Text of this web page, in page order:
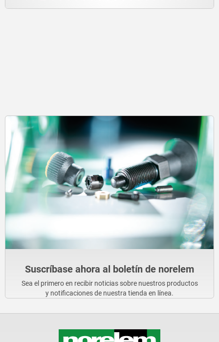
Suscríbase ahora al boletín de norelem
Sea el primero en recibir noticias sobre nuestros productos
y notificaciones de nuestra tienda en línea.